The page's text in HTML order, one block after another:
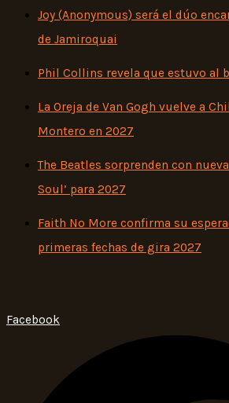
Joy (Anonymous) será el dúo
de Jamiroquai
Phil Collins revela que estuvo al
La Oreja de Van Gogh vuelve a
Montero en 2027
The Beatles sorprenden con
Soul’ para 2027
Faith No More confirma su
primeras fechas de gira 2027
Facebook